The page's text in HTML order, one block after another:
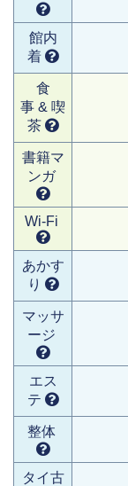
館内
着
食
事 & 喫
茶
書籍マ
ンガ
Wi-Fi
あかす
り
マッサ
ージ
エス
テ
整体
タイ古